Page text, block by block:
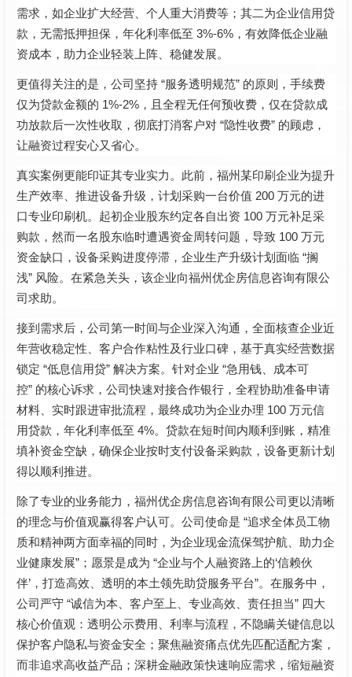
需求，如企业扩大经营、个人重大消费等；其二为企业信用贷
款，无需抵押担保，年化利率低至 3%-6% ，有效降低企业融
资成本，助力企业轻装上阵、稳健发展。
更值得关注的是，公司坚持 “服务透明规范” 的原则，手续费
仅为贷款金额的 1%-2% ，且全程无任何预收费，仅在贷款成
功放款后一次性收取，彻底打消客户对 “隐性收费” 的顾虑，
让融资过程安心又省心。
真实案例更能印证其专业实力。此前，福州某印刷企业为提升
生产效率、推进设备升级，计划采购一台价值 200 万元的进
口专业印刷机。起初企业股东约定各自出资 100 万元补足采
购款，然而一名股东临时遭遇资金周转问题，导致 100 万元
资金缺口，设备采购进度停滞，企业生产升级计划面临 “搁
浅” 风险。在紧急关头，该企业向福州优企房信息咨询有限公
司求助。
接到需求后，公司第一时间与企业深入沟通，全面核查企业近
年营收稳定性、客户合作粘性及行业口碑，基于真实经营数据
锁定 “低息信用贷” 解决方案。针对企业 “急用钱、成本可
控” 的核心诉求，公司快速对接合作银行，全程协助准备申请
材料、实时跟进审批流程，最终成功为企业办理 100 万元信
用贷款，年化利率低至 4%。贷款在短时间内顺利到账，精准
填补资金空缺，确保企业按时支付设备采购款，设备更新计划
得以顺利推进。
除了专业的业务能力，福州优企房信息咨询有限公司更以清晰
的理念与价值观赢得客户认可。公司使命是 “追求全体员工物
质和精神两方面幸福的同时，为企业现金流保驾护航、助力企
业健康发展” ；愿景是成为 “企业与个人融资路上的‘信赖伙
伴’ ，打造高效、透明的本土领先助贷服务平台”。在服务中，
公司严守 “诚信为本、客户至上、专业高效、责任担当” 四大
核心价值观：透明公示费用、利率与流程，不隐瞒关键信息以
保护客户隐私与资金安全；聚焦融资痛点优先匹配适配方案，
而非追求高收益产品；深耕金融政策快速响应需求，缩短融资